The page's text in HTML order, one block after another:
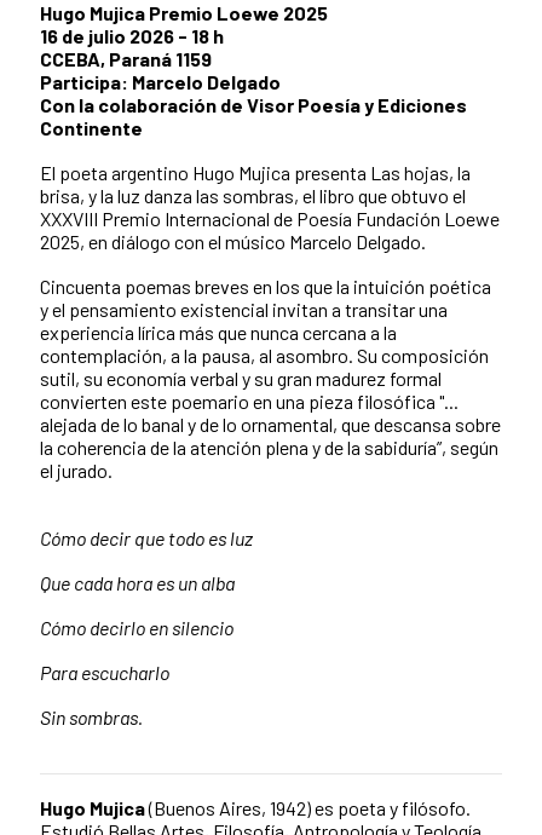
Hugo Mujica Premio Loewe 2025
16 de julio 2026 - 18 h
CCEBA, Paraná 1159
Participa: Marcelo Delgado
Con la colaboración de Visor Poesía y Ediciones
Continente
El poeta argentino Hugo Mujica presenta Las hojas, la
brisa, y la luz danza las sombras, el libro que obtuvo el
XXXVIII Premio Internacional de Poesía Fundación Loewe
2025, en diálogo con el músico Marcelo Delgado.
Cincuenta poemas breves en los que la intuición poética
y el pensamiento existencial invitan a transitar una
experiencia lírica más que nunca cercana a la
contemplación, a la pausa, al asombro. Su composición
sutil, su economía verbal y su gran madurez formal
convierten este poemario en una pieza filosófica "...
alejada de lo banal y de lo ornamental, que descansa sobre
la coherencia de la atención plena y de la sabiduría”, según
el jurado.
Cómo decir que todo es luz
Que cada hora es un alba
Cómo decirlo en silencio
Para escucharlo
Sin sombras.
Hugo Mujica(Buenos Aires, 1942) es poeta y filósofo.